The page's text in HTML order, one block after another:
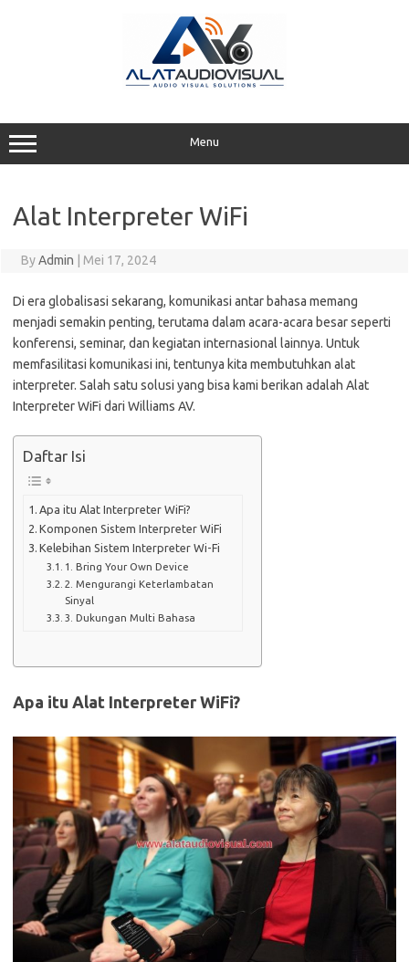
Menu
Alat Interpreter WiFi
ByAdmin Mei 17, 2024
Di era globalisasi sekarang, komunikasi antar bahasa memang
menjadi semakin penting, terutama dalam acara-acara besar seperti
konferensi, seminar, dan kegiatan internasional lainnya. Untuk
memfasilitasi komunikasi ini, tentunya kita membutuhkan alat
interpreter. Salah satu solusi yang bisa kami berikan adalah Alat
Interpreter WiFi dari Williams AV.
Daftar Isi
Apa itu Alat Interpreter WiFi?
Komponen Sistem Interpreter WiFi
Kelebihan Sistem Interpreter Wi-Fi
1. Bring Your Own Device
2. Mengurangi Keterlambatan
Sinyal
3. Dukungan Multi Bahasa
Apa itu Alat Interpreter WiFi?